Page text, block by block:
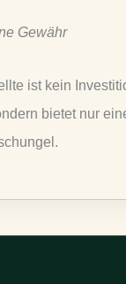
Gewähr
ist kein
bietet nur